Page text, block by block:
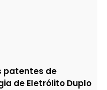
patentes de
de Eletrólito Duplo